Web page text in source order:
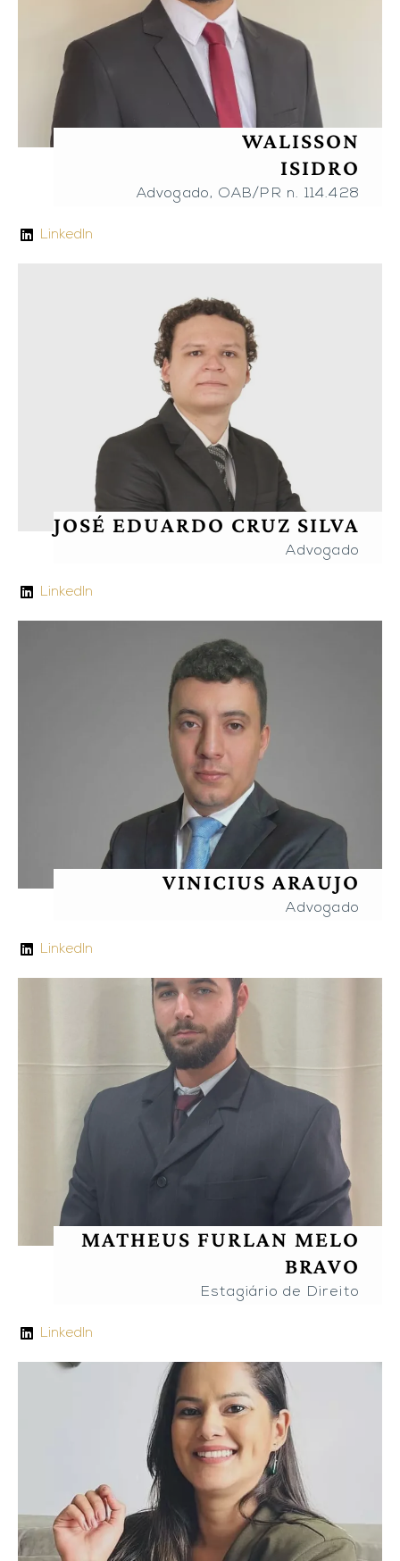
WALISSON
ISIDRO
Advogado, OAB/PR n. 114.428
LinkedIn
JOSÉ EDUARDO CRUZ SILVA
Advogado
LinkedIn
VINICIUS ARAUJO
Advogado
LinkedIn
MATHEUS FURLAN MELO
BRAVO
Estagiário de Direito
LinkedIn